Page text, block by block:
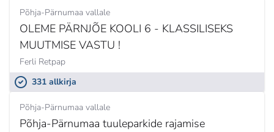
Põhja-Pärnumaa vallale
OLEME PÄRNJÕE KOOLI 6 - KLASSILISEKS
MUUTMISE VASTU !
Ferli Retpap
331 allkirja
Põhja-Pärnumaa vallale
Põhja-Pärnumaa tuuleparkide rajamise